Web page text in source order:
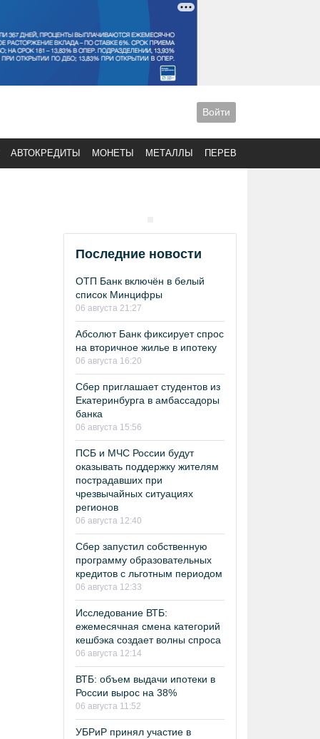
Войти
АВТОКРЕДИТЫ МОНЕТЫ МЕТАЛЛЫ ПЕРЕВОДЫ
Последние новости
ОТП Банк включён в белый
список Минцифры
06 августа 21:27
Абсолют Банк фиксирует спрос
на вторичное жилье в ипотеку
06 августа 16:20
Сбер приглашает студентов из
Екатеринбурга в амбассадоры
банка
06 августа 15:56
ПСБ и МЧС России будут
оказывать поддержку жителям
пострадавших при
чрезвычайных ситуациях
регионов
06 августа 12:40
Сбер запустил собственную
программу образовательных
кредитов с льготным периодом
06 августа 12:33
Исследование ВТБ:
ежемесячная смена категорий
кешбэка создает волны спроса
06 августа 12:14
ВТБ: объем выдачи ипотеки в
России вырос на 38%
06 августа 11:52
УБРиР принял участие в